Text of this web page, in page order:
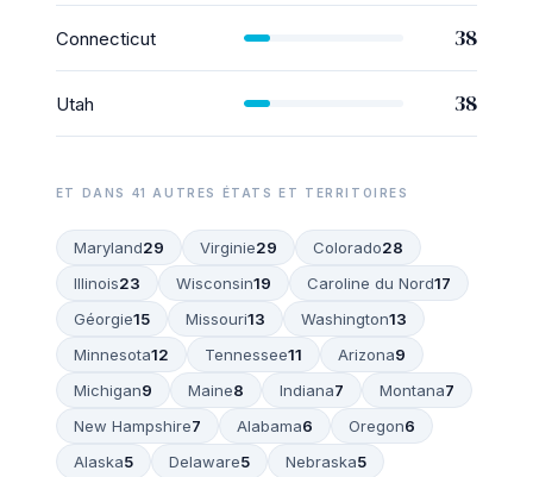
Connecticut 38
Utah 38
ET DANS 41 AUTRES ÉTATS ET TERRITOIRES
Maryland29 Virginie29 Colorado28
Illinois23 Wisconsin19 Caroline du Nord17
Géorgie15 Missouri13 Washington13
Minnesota12 Tennessee11 Arizona9
Michigan9 Maine8 Indiana7 Montana7
New Hampshire7 Alabama6 Oregon6
Alaska5 Delaware5 Nebraska5